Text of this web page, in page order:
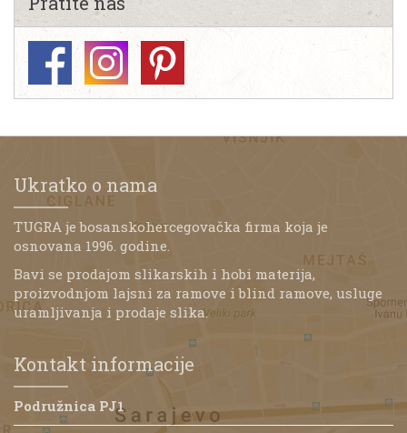
Ukratko o nama
TUGRA je bosanskohercegovačka firma koja je
osnovana 1996. godine.
Bavi se prodajom slikarskih i hobi materija,
proizvodnjom lajsni za ramove i blind ramove, usluge
uramljivanja i prodaje slika.
Kontakt informacije
Podružnica PJ1